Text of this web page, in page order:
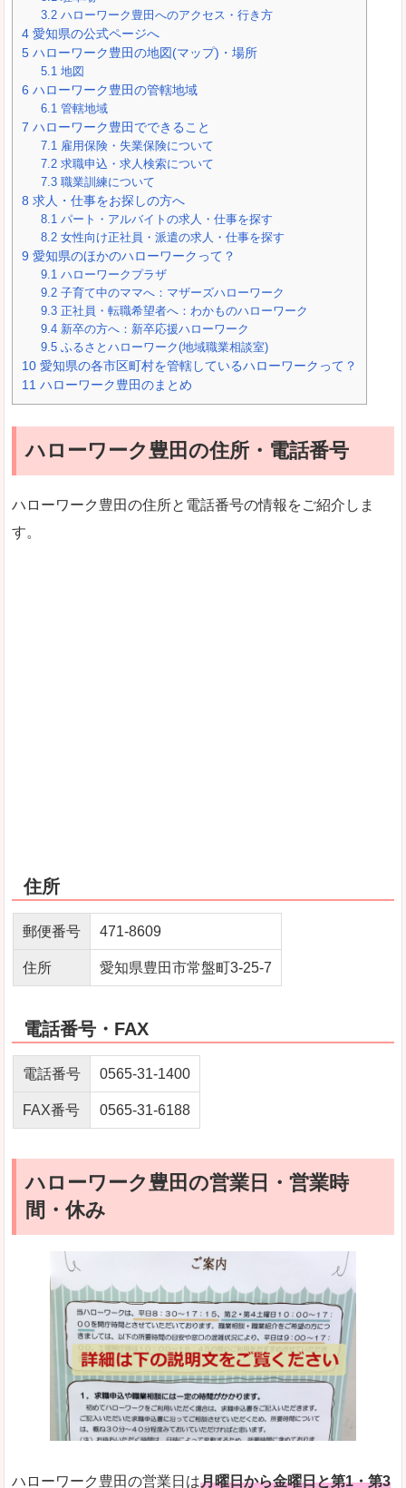
3.2 ハローワーク豊田へのアクセス・行き方
4 愛知県の公式ページへ
5 ハローワーク豊田の地図(マップ)・場所
5.1 地図
6 ハローワーク豊田の管轄地域
6.1 管轄地域
7 ハローワーク豊田でできること
7.1 雇用保険・失業保険について
7.2 求職申込・求人検索について
7.3 職業訓練について
8 求人・仕事をお探しの方へ
8.1 パート・アルバイトの求人・仕事を探す
8.2 女性向け正社員・派遣の求人・仕事を探す
9 愛知県のほかのハローワークって？
9.1 ハローワークプラザ
9.2 子育て中のママへ：マザーズハローワーク
9.3 正社員・転職希望者へ：わかものハローワーク
9.4 新卒の方へ：新卒応援ハローワーク
9.5 ふるさとハローワーク(地域職業相談室)
10 愛知県の各市区町村を管轄しているハローワークって？
11 ハローワーク豊田のまとめ
ハローワーク豊田の住所・電話番号
ハローワーク豊田の住所と電話番号の情報をご紹介しま
す。
住所
郵便番号 471-8609
住所 愛知県豊田市常盤町3-25-7
電話番号・FAX
電話番号 0565-31-1400
FAX番号 0565-31-6188
ハローワーク豊田の営業日・営業時
間・休み
ハローワーク豊田の営業日は月曜日から金曜日と第1・第3